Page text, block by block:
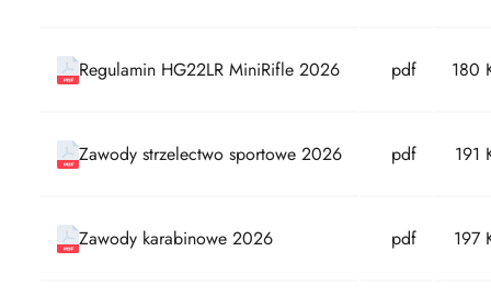
Regulamin HG22LR MiniRifle 2026 pdf 180
Zawody strzelectwo sportowe 2026 pdf 191
Zawody karabinowe 2026 pdf 197